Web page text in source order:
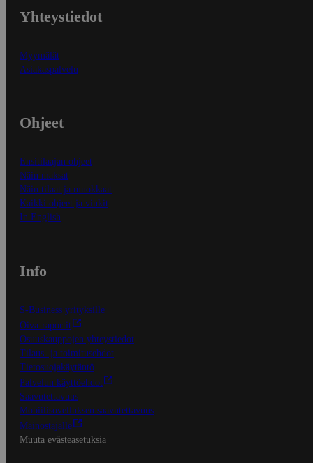
Yhteystiedot
Myymälät
Asiakaspalvelu
Ohjeet
Ensitilaajan ohjeet
Näin maksat
Näin tilaat ja muokkaat
Kaikki ohjeet ja vinkit
In English
Info
S-Business yrityksille
Oiva-raportit
Osuuskauppojen yhteystiedot
Tilaus- ja toimitusehdot
Tietosuojakäytäntö
Palvelun käyttöehdot
Saavutettavuus
Mobiilisovelluksen saavutettavuus
Mainostajalle
Muuta evästeasetuksia